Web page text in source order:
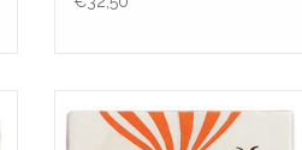
TOEVOEGEN AAN WINKELWAGEN